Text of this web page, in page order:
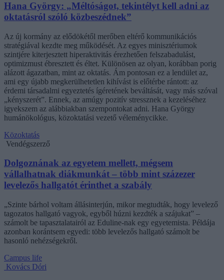
Hana György: „Méltóságot, tekintélyt kell adni az
oktatásról szóló közbeszédnek”
Az új kormány az elődökétől merőben eltérő kommunikációs
stratégiával kezdte meg működését. Az egyes minisztériumok
szintjére kiterjesztett hiperaktivitás érezhetően felszabadulást,
optimizmust ébresztett és éltet. Különösen az olyan, korábban porig
alázott ágazatban, mint az oktatás. Ám pontosan ez a lendület az,
ami egy újabb megkerülhetetlen kihívást is előtérbe rántott: az
érdemi társadalmi egyeztetés ígéretének beváltását, vagy más szóval
„kényszerét”. Ennek, az amúgy pozitív stressznek a kezeléséhez
igyekszem az alábbiakban szempontokat adni. Hana György
humánökológus, közoktatási vezető véleménycikke.
Közoktatás
Vendégszerző
Dolgoznának az egyetem mellett, mégsem
vállalhatnak diákmunkát – több mint százezer
levelezős hallgatót érinthet a szabály
„Szinte bárhol voltam állásinterjún, mikor megtudták, hogy levelező
tagozatos hallgató vagyok, egyből húzni kezdték a szájukat” –
számolt be tapasztalatairól az Eduline-nak egy egyetemista. Példája
azonban korántsem egyedi: több levelezős hallgató számolt be
hasonló nehézségekről.
Campus life
Kovács Dóri